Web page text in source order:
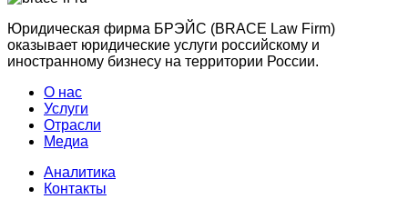
Юридическая фирма БРЭЙС (BRACE Law Firm)
оказывает юридические услуги российскому и
иностранному бизнесу на территории России.
О нас
Услуги
Отрасли
Медиа
Аналитика
Контакты